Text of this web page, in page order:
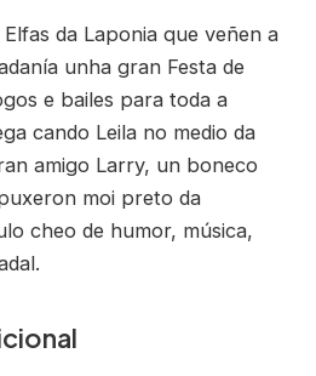
da Laponia que veñen a
unha gran Festa de
e bailes para toda a
cando Leila no medio da
amigo Larry, un boneco
moi preto da
cheo de humor, música,